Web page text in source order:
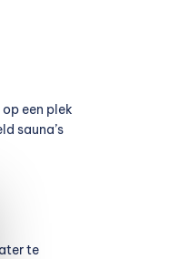
een plek
sauna’s
te